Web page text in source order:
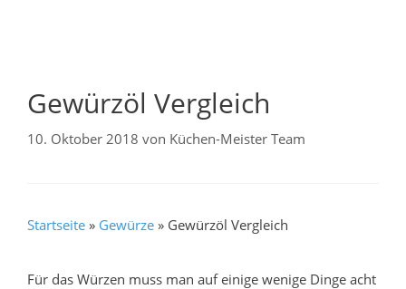
Gewürzöl Vergleich
10. Oktober 2018 von Küchen-Meister Team
Startseite » Gewürze » Gewürzöl Vergleich
Für das Würzen muss man auf einige wenige Dinge acht